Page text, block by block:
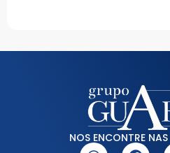
NOS ENCONTRE